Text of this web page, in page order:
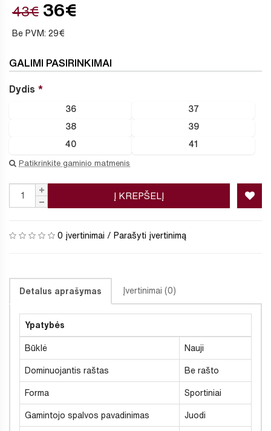
43€ 36€
Be PVM: 29€
GALIMI PASIRINKIMAI
Dydis
36 37
38 39
40 41
Patikrinkite gaminio matmenis
Į KREPŠELĮ
0 įvertinimai / Parašyti įvertinimą
Detalus aprašymas Įvertinimai (0)
Ypatybės
Būklė Nauji
Dominuojantis raštas Be rašto
Forma Sportiniai
Gamintojo spalvos pavadinimas Juodi